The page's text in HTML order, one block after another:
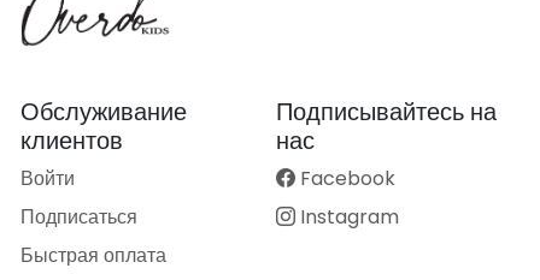
Обслуживание
клиентов
Войти
Подписаться
Быстрая оплата
Подписывайтесь на
нас
Facebook
Instagram